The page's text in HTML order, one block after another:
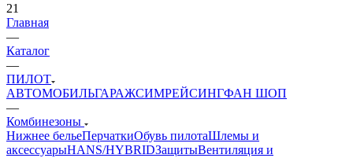
21
Главная
—
Каталог
—
ПИЛОТ
АВТОМОБИЛЬГАРАЖСИМРЕЙСИНГФАН ШОП
—
Комбинезоны
Нижнее бельеПерчаткиОбувь пилотаШлемы и
аксессуарыHANS/HYBRIDЗащитыВентиляция и